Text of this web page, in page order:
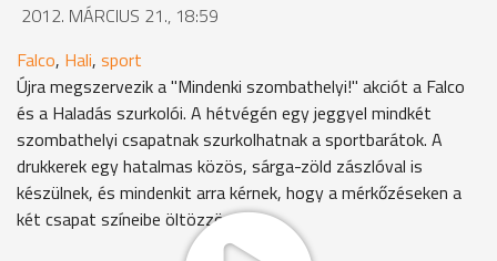
2012. MÁRCIUS 21., 18:59
Falco, Hali, sport
Újra megszervezik a "Mindenki szombathelyi!" akciót a Falco
és a Haladás szurkolói. A hétvégén egy jeggyel mindkét
szombathelyi csapatnak szurkolhatnak a sportbarátok. A
drukkerek egy hatalmas közös, sárga-zöld zászlóval is
készülnek, és mindenkit arra kérnek, hogy a mérkőzéseken a
két csapat színeibe öltözzön.